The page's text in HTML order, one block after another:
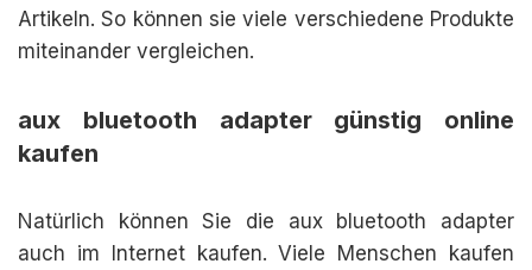
Artikeln. So können sie viele verschiedene Produkte
miteinander vergleichen.
aux bluetooth adapter günstig online
kaufen
Natürlich können Sie die aux bluetooth adapter
auch im Internet kaufen. Viele Menschen kaufen